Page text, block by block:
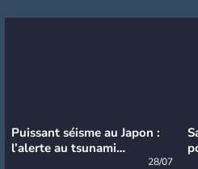
Puissant séisme au Japon :
l’alerte au tsunami
28/07